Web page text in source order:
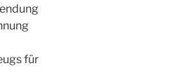
für